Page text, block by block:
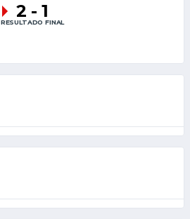
2 - 1
RESULTADO FINAL